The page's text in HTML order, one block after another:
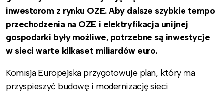
inwestorom z rynku OZE. Aby dalsze szybkie tempo
przechodzenia na OZE i elektryfikacja unijnej
gospodarki były możliwe, potrzebne są inwestycje
w sieci warte kilkaset miliardów euro.
Komisja Europejska przygotowuje plan, który ma
przyspieszyć budowę i modernizację sieci